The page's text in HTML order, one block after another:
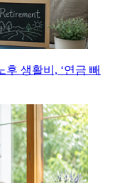
후 생활비, ‘연금 빼